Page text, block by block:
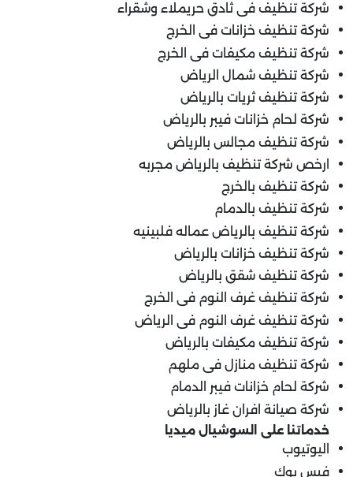
شركة تنظيف فى ثادق حريملاء وشقراء
شركة تنظيف خزانات فى الخرج
شركة تنظيف مكيفات فى الخرج
شركة تنظيف شمال الرياض
شركة تنظيف ثريات بالرياض
شركة لحام خزانات فيبر بالرياض
شركة تنظيف مجالس بالرياض
ارخص شركة تنظيف بالرياض مجربه
شركة تنظيف بالخرج
شركة تنظيف بالدمام
شركة تنظيف بالرياض عماله فلبينيه
شركة تنظيف خزانات بالرياض
شركة تنظيف شقق بالرياض
شركة تنظيف غرف النوم فى الخرج
شركة تنظيف غرف النوم فى الرياض
شركة تنظيف مكيفات بالرياض
شركة تنظيف منازل فى ملهم
شركة لحام خزانات فيبر الدمام
شركة صيانة افران غاز بالرياض
خدماتنا على السوشيال ميديا
اليوتيوب
فيس بوك